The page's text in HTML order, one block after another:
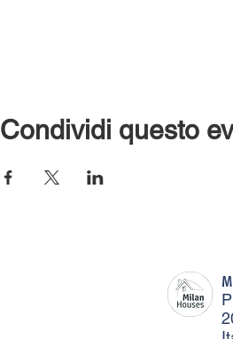
Condividi questo